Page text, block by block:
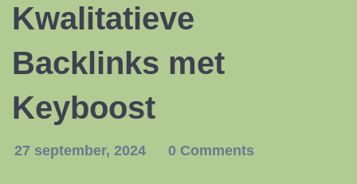
Kwalitatieve
Backlinks met
Keyboost
27 september, 2024 0 Comments